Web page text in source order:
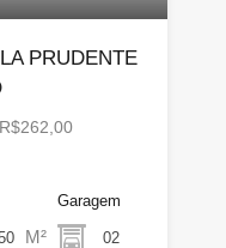
PRUDENTE
M²
Garagem
02